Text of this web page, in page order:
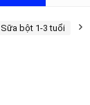
Sữa bột 1-3 tuổi